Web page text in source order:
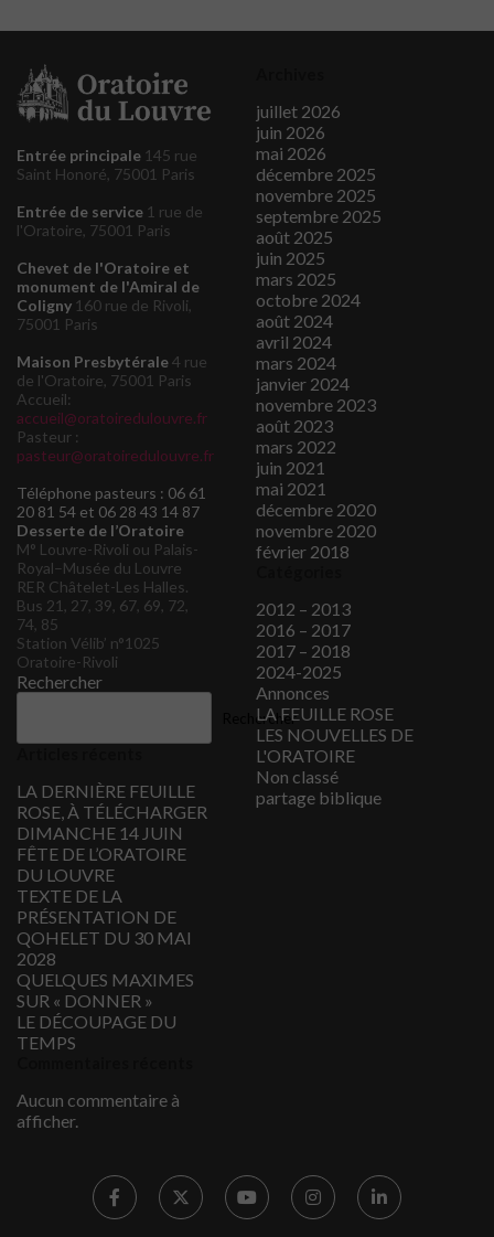
Entrée principale 145 rue
Saint Honoré, 75001 Paris
Entrée de service 1 rue de
l'Oratoire, 75001 Paris
Chevet de l'Oratoire et
monument de l'Amiral de
Coligny 160 rue de Rivoli,
75001 Paris
Maison Presbytérale4 rue
de l'Oratoire, 75001 Paris
Accueil:
accueil@oratoiredulouvre.fr
Pasteur :
pasteur@oratoiredulouvre.fr
Téléphone pasteurs : 06 61
20 81 54 et 06 28 43 14 87
Desserte de l’Oratoire
M° Louvre-Rivoli ou Palais-
Royal–Musée du Louvre
RER Châtelet-Les Halles.
Bus 21, 27, 39, 67, 69, 72,
74, 85
Station Vélib’ n°1025
Oratoire-Rivoli
Rechercher
Rechercher
LA DERNIÈRE FEUILLE
ROSE, À TÉLÉCHARGER
DIMANCHE 14 JUIN
FÊTE DE L’ORATOIRE
DU LOUVRE
TEXTE DE LA
PRÉSENTATION DE
QOHELET DU 30 MAI
2028
QUELQUES MAXIMES
SUR « DONNER »
LE DÉCOUPAGE DU
TEMPS
Aucun commentaire à
afficher.
juillet 2026
juin 2026
mai 2026
décembre 2025
novembre 2025
septembre 2025
août 2025
juin 2025
mars 2025
octobre 2024
août 2024
avril 2024
mars 2024
janvier 2024
novembre 2023
août 2023
mars 2022
juin 2021
mai 2021
décembre 2020
novembre 2020
février 2018
2012 – 2013
2016 – 2017
2017 – 2018
2024-2025
Annonces
LA FEUILLE ROSE
LES NOUVELLES DE
L'ORATOIRE
Non classé
partage biblique